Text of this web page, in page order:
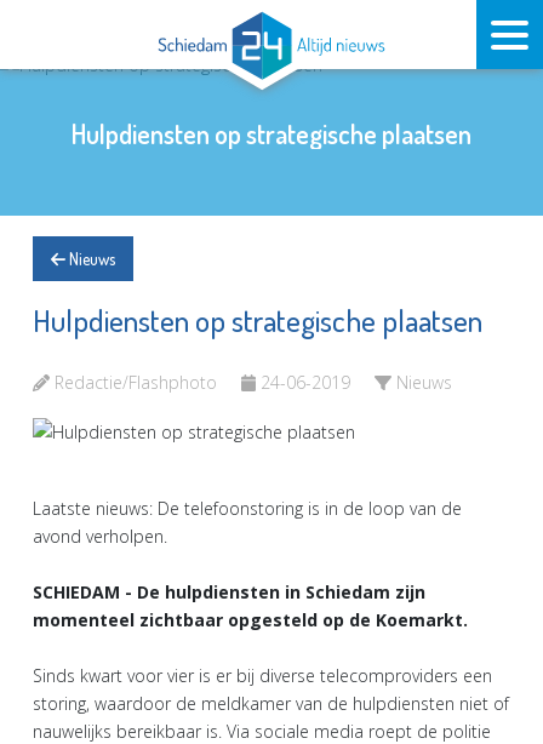
Hulpdiensten op strategische plaatsen
Nieuws
Hulpdiensten op strategische plaatsen
Redactie/Flashphoto 24-06-2019 Nieuws
Laatste nieuws: De telefoonstoring is in de loop van de
avond verholpen.
SCHIEDAM - De hulpdiensten in Schiedam zijn
momenteel zichtbaar opgesteld op de Koemarkt.
Sinds kwart voor vier is er bij diverse telecomproviders een
storing, waardoor de meldkamer van de hulpdiensten niet of
nauwelijks bereikbaar is. Via sociale media roept de politie